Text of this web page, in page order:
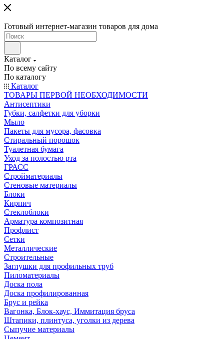
Готовый интернет-магазин товаров для дома
Каталог
По всему сайту
По каталогу
Каталог
ТОВАРЫ ПЕРВОЙ НЕОБХОДИМОСТИ
Антисептики
Губки, салфетки для уборки
Мыло
Пакеты для мусора, фасовка
Стиральный порошок
Туалетная бумага
Уход за полостью рта
ГРАСС
Стройматериалы
Стеновые материалы
Блоки
Кирпич
Стеклоблоки
Арматура композитная
Профлист
Сетки
Металлические
Строительные
Заглушки для профильных труб
Пиломатериалы
Доска пола
Доска профилированная
Брус и рейка
Вагонка, Блок-хаус, Иммитация бруса
Штапики, плинтуса, уголки из дерева
Сыпучие материалы